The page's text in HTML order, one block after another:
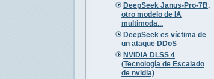
DeepSeek Janus-Pro-7B,
otro modelo de IA
multimoda...
DeepSeek es víctima de
un ataque DDoS
NVIDIA DLSS 4
(Tecnología de Escalado
de nvidia)